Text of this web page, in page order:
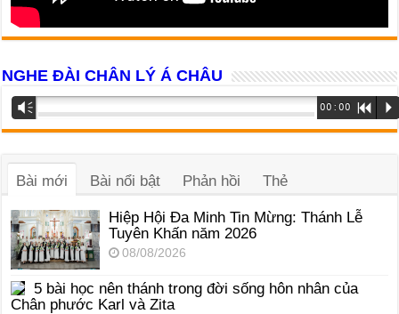
NGHE ĐÀI CHÂN LÝ Á CHÂU
Trình
phát
Vm 00:00 R P
Bài mới Bài nổi bật Phản hồi Thẻ
Hiệp Hội Đa Minh Tin Mừng: Thánh Lễ
Tuyên Khấn năm 2026
08/08/2026
5 bài học nên thánh trong đời sống hôn nhân của
Chân phước Karl và Zita